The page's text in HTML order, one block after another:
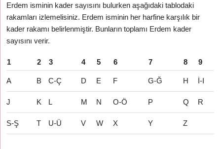
Erdem isminin kader sayısını bulurken aşağıdaki tablodaki
rakamları izlemelisiniz. Erdem isminin her harfine karşılık bir
kader rakamı belirlenmiştir. Bunların toplamı Erdem kader
sayısını verir.
1 2 3 4 5 6 7 8 9
A B C-Ç D E F G-Ğ H İ-I
J K L M N O-Ö P Q R
S-Ş T U-Ü V W X Y Z